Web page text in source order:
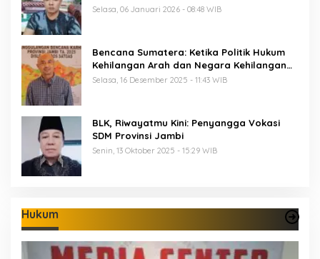
Selasa, 06 Januari 2026 - 08:48 WIB
Bencana Sumatera: Ketika Politik Hukum
Kehilangan Arah dan Negara Kehilangan
Keberanian
Selasa, 16 Desember 2025 - 11:43 WIB
BLK, Riwayatmu Kini: Penyangga Vokasi
SDM Provinsi Jambi
Senin, 13 Oktober 2025 - 15:29 WIB
Hukum